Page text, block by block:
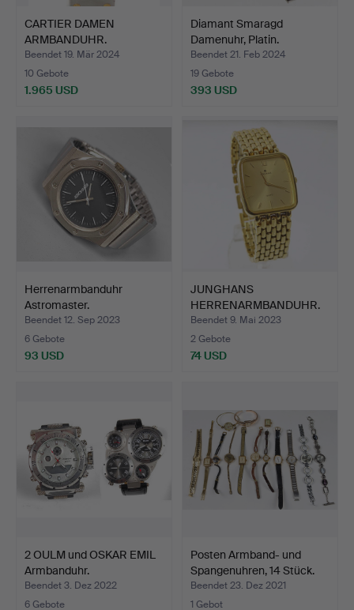
CARTIER DAMEN
ARMBANDUHR.
Beendet 19. Mär 2024
10 Gebote
1.965 USD
Diamant Smaragd
Damenuhr, Platin.
Beendet 21. Feb 2024
19 Gebote
393 USD
Herrenarmbanduhr
Astromaster.
Beendet 12. Sep 2023
6 Gebote
93 USD
JUNGHANS
HERRENARMBANDUHR.
Beendet 9. Mai 2023
2 Gebote
74 USD
2 OULM und OSKAR EMIL
Armbanduhr.
Beendet 3. Dez 2022
6 Gebote
Posten Armband- und
Spangenuhren, 14 Stück.
Beendet 23. Dez 2021
1 Gebot